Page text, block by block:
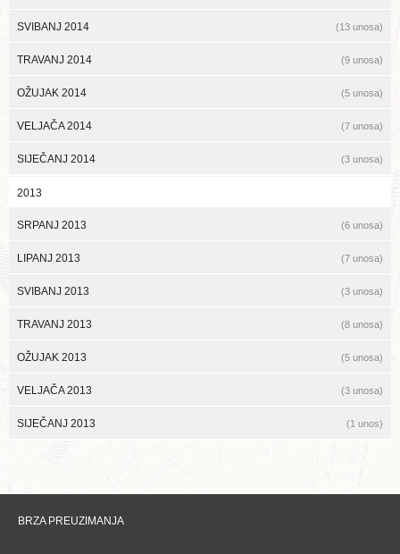
SVIBANJ 2014 (13 unosa)
TRAVANJ 2014 (9 unosa)
OŽUJAK 2014 (5 unosa)
VELJAČA 2014 (7 unosa)
SIJEČANJ 2014 (3 unosa)
2013
SRPANJ 2013 (6 unosa)
LIPANJ 2013 (7 unosa)
SVIBANJ 2013 (3 unosa)
TRAVANJ 2013 (8 unosa)
OŽUJAK 2013 (5 unosa)
VELJAČA 2013 (3 unosa)
SIJEČANJ 2013 (1 unos)
BRZA PREUZIMANJA